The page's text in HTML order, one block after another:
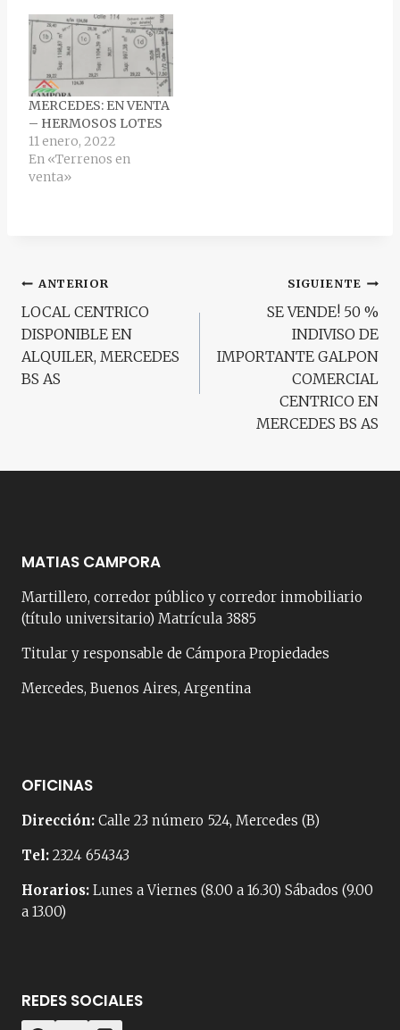
MERCEDES: EN VENTA
– HERMOSOS LOTES
11 enero, 2022
En «Terrenos en
venta»
Navegación
de
entradas
ANTERIOR
LOCAL CENTRICO
DISPONIBLE EN
ALQUILER, MERCEDES
BS AS
SIGUIENTE
SE VENDE! 50 %
INDIVISO DE
IMPORTANTE GALPON
COMERCIAL
CENTRICO EN
MERCEDES BS AS
MATIAS CAMPORA
Martillero, corredor público y corredor inmobiliario
(título universitario) Matrícula 3885
Titular y responsable de Cámpora Propiedades
Mercedes, Buenos Aires, Argentina
OFICINAS
Dirección: Calle 23 número 524, Mercedes (B)
Tel: 2324 654343
Horarios: Lunes a Viernes (8.00 a 16.30) Sábados (9.00
a 13.00)
REDES SOCIALES